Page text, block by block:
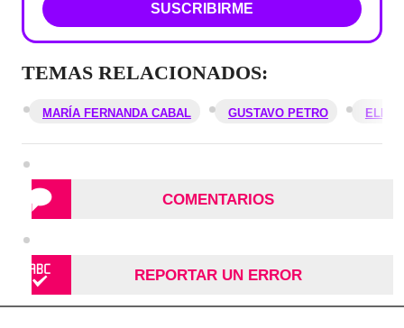
SUSCRIBIRME
TEMAS RELACIONADOS:
MARÍA FERNANDA CABAL GUSTAVO PETRO
COMENTARIOS
REPORTAR UN ERROR